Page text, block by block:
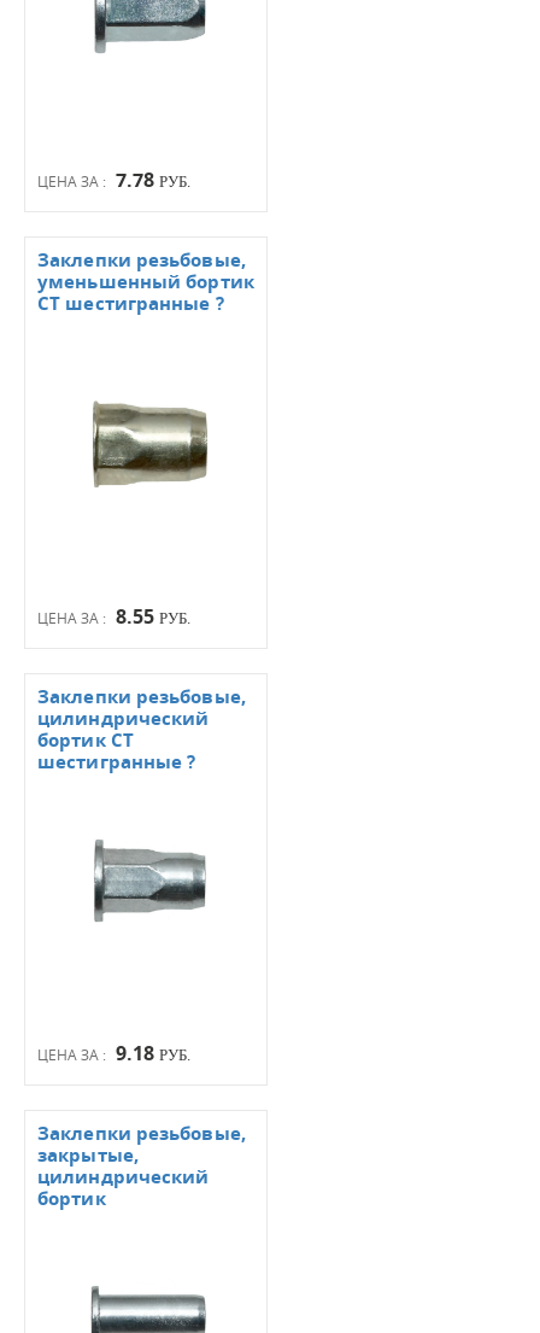
ЦЕНА ЗА : 7.78 РУБ.
ЦЕНА ЗА : 8.55 РУБ.
Заклепки резьбовые,
уменьшенный бортик
СТ шестигранные ?
ЦЕНА ЗА : 9.18 РУБ.
Заклепки резьбовые,
цилиндрический
бортик СТ
шестигранные ?
Заклепки резьбовые,
закрытые,
цилиндрический
бортик